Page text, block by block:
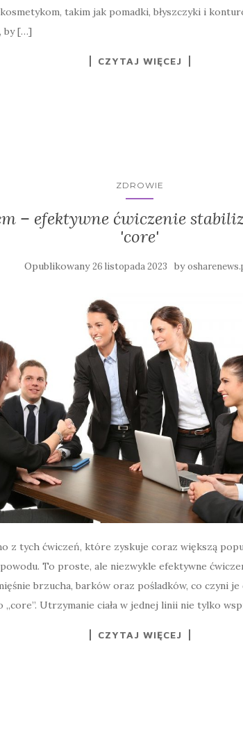
takim jak pomadki, błyszczyki i
by […]
CZYTAJ WIĘCEJ
ZDROWIE
– efektywne ćwiczenie
'core'
Opublikowany26 listopada 2023 by
z tych ćwiczeń, które zyskuje coraz większą
To proste, ale niezwykle efektywne
brzucha, barków oraz pośladków, co czyni je
„core”. Utrzymanie ciała w jednej linii nie tylko
CZYTAJ WIĘCEJ